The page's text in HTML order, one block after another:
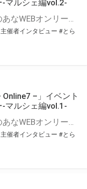
マルシェ編vol.2-
こんにちは、とらのあなWEBオンリー運営スタッフです。 新たにお届けする、イベント主催者インタビュー-マルシェ編-は、 とらのあなWEBオンリー「マルシェ」をご利用の主催様に 「マルシェ」を使ってイベントを開催した感想や心がけをお聞きする企画です。 今回は、WEBオンリー初開催「駄菓子と唐揚げ、きみの青」より、 主催のぎこ六屋様にお話を伺いました。 協力：ぎこ六屋様／イベント公式Twitter（@krkgwks） とらのあなWEBオンリー「マルシェ」とは？ WEBオンリーでリアルタイムでコミュニケーションがとれるオンライン会場です。
催者インタビュー #とら
Online7 –」イベント
マルシェ編vol.1-
こんにちは、とらのあなWEBオンリー運営スタッフです。 新たにお届けする、イベント主催者インタビュー-マルシェ編-は、 とらのあなWEBオンリー「マルシェ」をご利用した主催様に 「マルシェ」を使って開催した感想や心がけをお聞きする企画です。 今回は、WEBオンリー開催7回目迎えた「マレシルプラン – Online7 –」より、 主催の玉川うた様にお話を伺いました。 ▼マレシルプランのインタビュー前回記事 「イベント主催者インタビュー vol.6」はこちら 協力：玉川うた様（マレシルプラン実行委員会 代表）／イベント公式Twitter（@mallesil_plan） とらのあなWEBオンリー「マルシェ」とは？ WEBオンリーでリアルタイムでコミュニケーションがとれるオンライン会場です。
催者インタビュー #とら